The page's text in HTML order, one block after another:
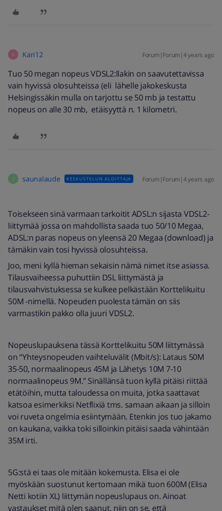
K Kari12 Forum|Forum|4 years ago
Tuo 50 megan nopeus VDSL2:llakin on saavutettavissa
vain hyvissä olosuhteissa (eli lähelle jakokeskusta
Helsingissäkin mulla on tarjottu se 50 mb ja testattu
nopeus on alle 30 mb, etäisyyttä n. 1 kilometri.
S saunalaude KESKUSTELUN ALOITTAJA Forum|Forum|4 years ago
Toisekseen sinä varmaan tarkoitit ADSL:n sijasta VDSL2-
liittymää jossa on mahdollista saada tuo 50/10 Megaa,
ADSL:n paras nopeus on yleensä 20 Megaa (download) ja
tämäkin vain tosi hyvissä olosuhteissa.
Joo, meni kyllä hieman sekaisin nämä nimet itse asiassa.
Tilausvaiheessa puhuttiin DSL liittymästä ja
tilausvahvistuksessa se kulkee pelkästään Korttelikuitu
50M -nimellä. Nopeuden puolesta tämän on siis
varmastikin pakko olla juuri VDSL2.
Nopeuslupauksena tässä Korttelikuitu 50M liittymässä
on “Yhteysnopeuden vaihteluvälit (Mbit/s): Lataus 50M
35-50, normaalinopeus 45M ja Lähetys 10M 7-10
normaalinopeus 9M.” Sinällänsä tuon kyllä pitäisi riittää
etätöihin, mutta taloudessa on muita, jotka saattavat
katsoa esimerkiksi Netflixiä tms. samaan aikaan ja silloin
voi ruveta ongelmia esiintymään. Etenkin jos tuo jakamo
on kaukana, vaikka toki silloinkin pitäisi saada vähintään
35M irti.
5G:stä ei taas ole mitään kokemusta. Elisa ei ole
myöskään suostunut kertomaan mikä tuon 600M (Elisa
Netti kotiin XL) liittymän nopeuslupaus on. Ainoat
vastaukset mitä olen saanut, niin on se, että